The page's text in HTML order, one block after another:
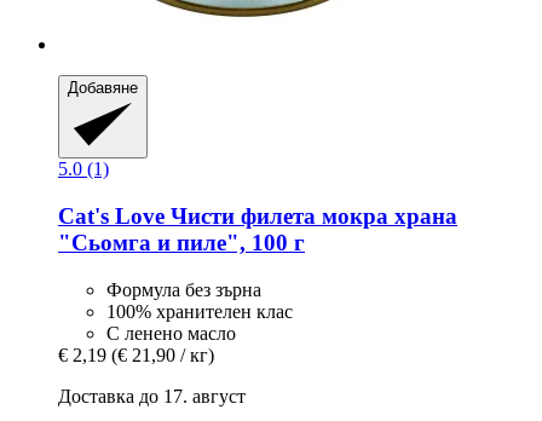
Добавяне
5.0 (1)
Cat's Love Чисти филета мокра храна
"Сьомга и пиле", 100 г
Формула без зърна
100% хранителен клас
С ленено масло
€ 2,19 (€ 21,90 / кг)
Доставка до 17. август